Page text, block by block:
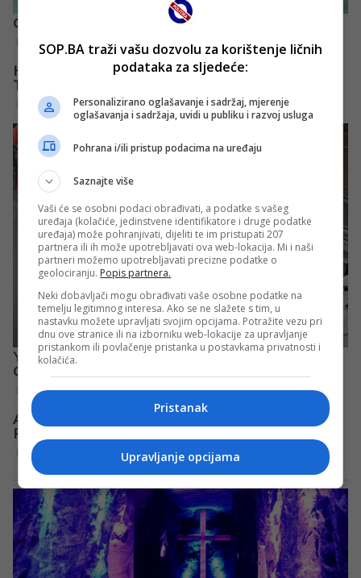
SOP.BA traži vašu dozvolu za korištenje ličnih
podataka za sljedeće:
Personalizirano oglašavanje i sadržaj, mjerenje
oglašavanja i sadržaja, uvidi u publiku i razvoj usluga
Pohrana i/ili pristup podacima na uređaju
Saznajte više
Vaši će se osobni podaci obrađivati, a podatke s vašeg
uređaja (kolačiće, jedinstvene identifikatore i druge podatke
uređaja) može pohranjivati, dijeliti te im pristupati 207
partnera ili ih može upotrebljavati ova web-lokacija. Mi i naši
partneri možemo upotrebljavati precizne podatke o
geolociranju. Popis partnera.
Neki dobavljači mogu obrađivati vaše osobne podatke na
temelju legitimnog interesa. Ako se ne slažete s tim, u
nastavku možete upravljati svojim opcijama. Potražite vezu pri
dnu ove stranice ili na izborniku web-lokacije za upravljanje
pristankom ili povlačenje pristanka u postavkama privatnosti i
kolačića.
Pristanak
Upravljanje opcijama